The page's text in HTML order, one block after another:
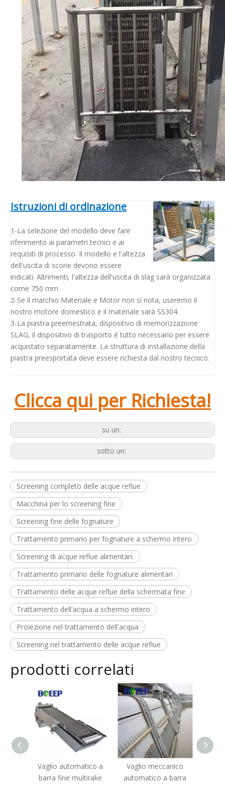
Istruzioni di ordinazione
1-La selezione del modello deve fare
riferimento ai parametri tecnici e ai
requisiti di processo. Il modello e l'altezza
dell'uscita di scorie devono essere
indicati. Altrimenti, l'altezza dell'uscita di slag sarà organizzata
come 750 mm.
2-Se il marchio Materiale e Motor non si nota, useremo il
nostro motore domestico e il materiale sarà SS304.
3-La piastra preemestrata, dispositivo di memorizzazione
SLAG, il dispositivo di trasporto è tutto necessario per essere
acquistato separatamente. La struttura di installazione della
piastra preesportata deve essere richiesta dal nostro tecnico.
Clicca qui per Richiesta!
su un:
sotto un:
Screening completo delle acque reflue
Macchina per lo screening fine
Screening fine delle fognature
Trattamento primario per fognature a schermo intero
Screening di acque reflue alimentari.
Trattamento primario delle fognature alimentari
Trattamento delle acque reflue della schermata fine
Trattamento dell'acqua a schermo intero
Proiezione nel trattamento dell'acqua
Screening nel trattamento delle acque reflue
prodotti correlati
Vaglio meccanico
automatico a barra
Schermo rotante
meccanico a barra fine